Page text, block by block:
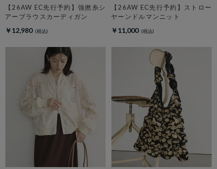
【26AW EC先行予約】強撚糸シ
アーブラウスカーディガン
￥12,980
【26AW EC先行予約】ストロー
ヤーンドルマンニット
￥11,000